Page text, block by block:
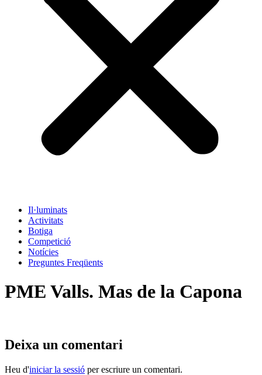
Il·luminats
Activitats
Botiga
Competició
Notícies
Preguntes Freqüents
PME Valls. Mas de la Capona
Deixa un comentari
Heu d'iniciar la sessió per escriure un comentari.